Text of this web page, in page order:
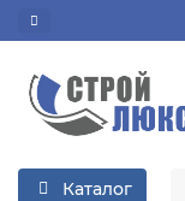
Каталог